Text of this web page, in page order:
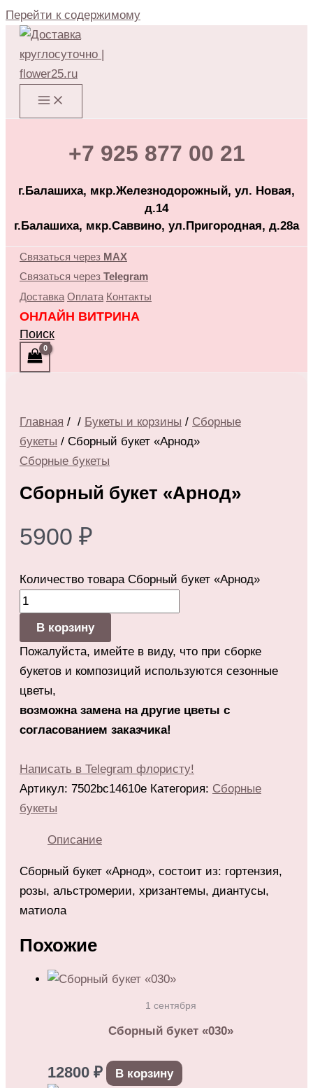
Перейти к содержимому
+7 925 877 00 21
г.Балашиха, мкр.Железнодорожный, ул. Новая,
д.14
г.Балашиха, мкр.Саввино, ул.Пригородная, д.28а
Связаться через MAX
Связаться через Telegram
Доставка Оплата Контакты
ОНЛАЙН ВИТРИНА
Поиск
Главная / / Букеты и корзины / Сборные
букеты / Сборный букет «Арнод»
Сборные букеты
Сборный букет «Арнод»
5900 ₽
Количество товара Сборный букет «Арнод»
В корзину
Пожалуйста, имейте в виду, что при сборке
букетов и композиций используются сезонные
цветы,
возможна замена на другие цветы с
согласованием заказчика!
Написать в Telegram флористу!
Артикул: 7502bc14610e Категория: Сборные
букеты
Описание
Сборный букет «Арнод», состоит из: гортензия,
розы, альстромерии, хризантемы, диантусы,
матиола
Похожие
1 сентября
Сборный букет «030»
12800 ₽ В корзину